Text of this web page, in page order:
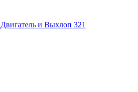
Двигатель и Выхлоп 321